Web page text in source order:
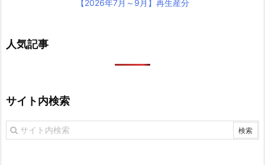
【2026年7月～9月】再生産分
人気記事
サイト内検索